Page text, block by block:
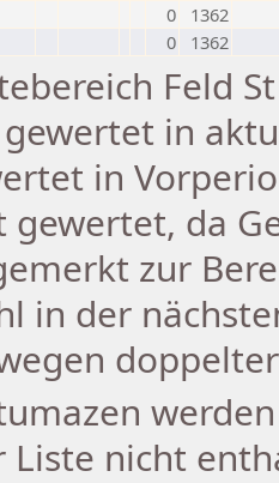
0
1362
0 1362
Feld
in
in
gewertet, da
zur
in der
Liste nicht